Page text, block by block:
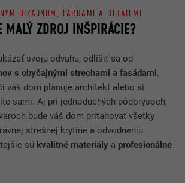
MALÝ ZDROJ INŠPIRÁCIE?
DIZAJNOM, FARBAMI A DETAILMI
svoju odvahu, odlíšiť sa od
s obyčajnými strechami a fasádami.
váš dom plánuje architekt alebo si
sami. Aj pri jednoduchých pôdorysoch,
bude váš dom priťahovať všetky
strešnej krytine a odvodneniu
sú kvalitné materiály a profesionálne